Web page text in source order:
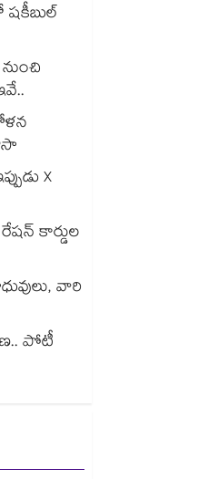
X
కార్డుల
వారి
పోటీ